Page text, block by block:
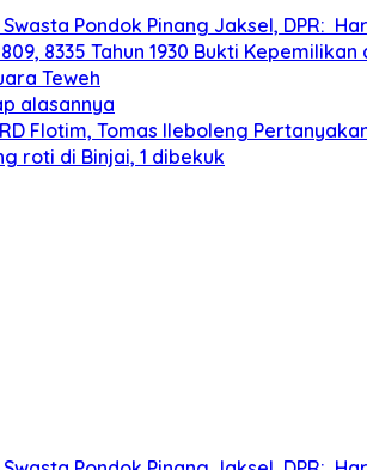
Pondok Pinang Jaksel, DPR:
8335 Tahun 1930 Bukti
Teweh
alasannya
Flotim, Tomas Ileboleng
roti di Binjai, 1 dibekuk